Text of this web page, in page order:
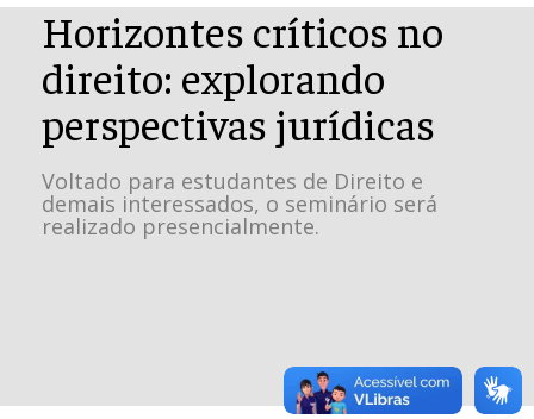
Horizontes críticos no
direito: explorando
perspectivas jurídicas
Voltado para estudantes de Direito e
demais interessados, o seminário será
realizado presencialmente.